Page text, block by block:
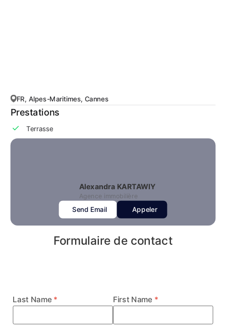
FR, Alpes-Maritimes, Cannes
Prestations
Terrasse
Alexandra KARTAWIY
Agence immobilière
Send Email Appeler
Formulaire de contact
Last Name First Name